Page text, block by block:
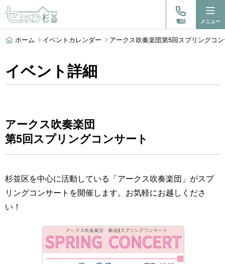
電話 メニュー
ホーム イベントカレンダー アークス吹奏楽団第5回スプリングコ
イベント詳細
アークス吹奏楽団
第5回スプリングコンサート
杉並区を中心に活動している「アークス吹奏楽団」がスプ
リングコンサートを開催します。お気軽にお越しくださ
い！